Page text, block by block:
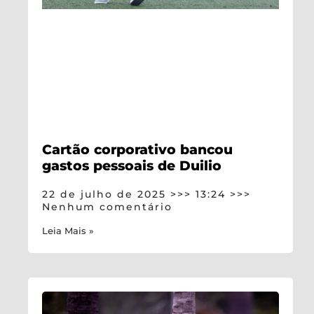
Cartão corporativo bancou
gastos pessoais de Duilio
22 de julho de 2025
13:24
Nenhum comentário
Leia Mais »